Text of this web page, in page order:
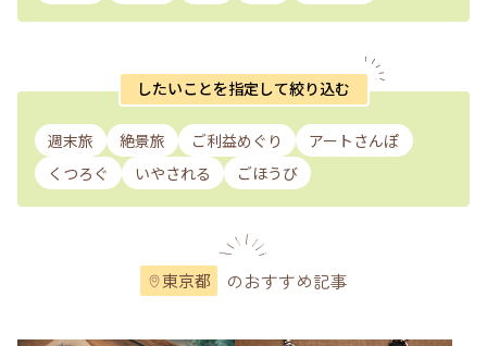
したいことを指定して絞り込む
週末旅 絶景旅 ご利益めぐり
アートさんぽ
くつろぐ
いやされる ごほうび
東京都 のおすすめ記事